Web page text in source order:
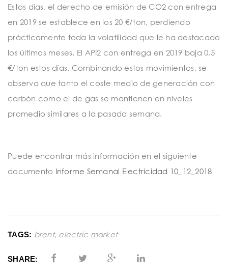
Estos días, el derecho de emisión de CO2 con entrega
en 2019 se establece en los 20 €/ton, perdiendo
prácticamente toda la volatilidad que le ha destacado
los últimos meses. El API2 con entrega en 2019 baja 0,5
€/ton estos días. Combinando estos movimientos, se
observa que tanto el coste medio de generación con
carbón como el de gas se mantienen en niveles
promedio similares a la pasada semana.
Puede encontrar más información en el siguiente
documento Informe Semanal Electricidad 10_12_2018
TAGS: brent, electric market
SHARE: